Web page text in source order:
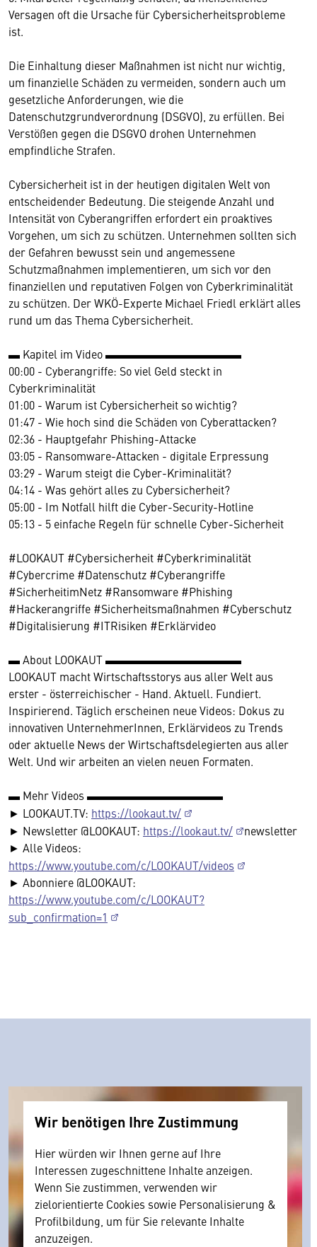
Versagen oft die Ursache für Cybersicherheitsprobleme
ist.
Die Einhaltung dieser Maßnahmen ist nicht nur wichtig,
um finanzielle Schäden zu vermeiden, sondern auch um
gesetzliche Anforderungen, wie die
Datenschutzgrundverordnung (DSGVO), zu erfüllen. Bei
Verstößen gegen die DSGVO drohen Unternehmen
empfindliche Strafen.
Cybersicherheit ist in der heutigen digitalen Welt von
entscheidender Bedeutung. Die steigende Anzahl und
Intensität von Cyberangriffen erfordert ein proaktives
Vorgehen, um sich zu schützen. Unternehmen sollten sich
der Gefahren bewusst sein und angemessene
Schutzmaßnahmen implementieren, um sich vor den
finanziellen und reputativen Folgen von Cyberkriminalität
zu schützen. Der WKÖ-Experte Michael Friedl erklärt alles
rund um das Thema Cybersicherheit.
▬ Kapitel im Video ▬▬▬▬▬▬▬▬▬▬▬▬
00:00 - Cyberangriffe: So viel Geld steckt in
Cyberkriminalität
01:00 - Warum ist Cybersicherheit so wichtig?
01:47 - Wie hoch sind die Schäden von Cyberattacken?
02:36 - Hauptgefahr Phishing-Attacke
03:05 - Ransomware-Attacken - digitale Erpressung
03:29 - Warum steigt die Cyber-Kriminalität?
04:14 - Was gehört alles zu Cybersicherheit?
05:00 - Im Notfall hilft die Cyber-Security-Hotline
05:13 - 5 einfache Regeln für schnelle Cyber-Sicherheit
#LOOKAUT #Cybersicherheit #Cyberkriminalität
#Cybercrime #Datenschutz #Cyberangriffe
#SicherheitimNetz #Ransomware #Phishing
#Hackerangriffe #Sicherheitsmaßnahmen #Cyberschutz
#Digitalisierung #ITRisiken #Erklärvideo
▬ About LOOKAUT ▬▬▬▬▬▬▬▬▬▬▬▬
LOOKAUT macht Wirtschaftsstorys aus aller Welt aus
erster - österreichischer - Hand. Aktuell. Fundiert.
Inspirierend. Täglich erscheinen neue Videos: Dokus zu
innovativen UnternehmerInnen, Erklärvideos zu Trends
oder aktuelle News der Wirtschaftsdelegierten aus aller
Welt. Und wir arbeiten an vielen neuen Formaten.
▬ Mehr Videos ▬▬▬▬▬▬▬▬▬▬▬▬
► LOOKAUT.TV: https://lookaut.tv/
► Newsletter @LOOKAUT: https://lookaut.tv/
newsletter
► Alle Videos:
https://www.youtube.com/c/LOOKAUT/videos
► Abonniere @LOOKAUT:
https://www.youtube.com/c/LOOKAUT?
sub_confirmation=1
Wir benötigen Ihre Zustimmung
Hier würden wir Ihnen gerne auf Ihre
Interessen zugeschnittene Inhalte anzeigen.
Wenn Sie zustimmen, verwenden wir
zielorientierte Cookies sowie Personalisierung &
Profilbildung, um für Sie relevante Inhalte
anzuzeigen.